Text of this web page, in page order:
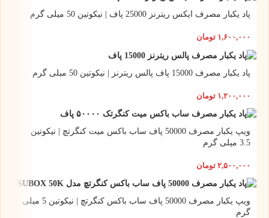
پاد یکبار مصرف ایکس ریترنز 25000 پاف | نیکوتین 50 میلی گرم
۱,۶۰۰,۰۰۰ تومان
پاد یکبار مصرف 15000 پاف پالس ریترنز | نیکوتین 50 میلی گرم
۱,۲۰۰,۰۰۰ تومان
ویپ یکبار مصرف 50000 پاف ساب باکس میت کنگرتچ | نیکوتین
3.5 میلی گرم
۲,۵۰۰,۰۰۰ تومان
ویپ یکبار مصرف 50000 پاف ساب باکس کنگرتچ | نیکوتین 5 میلی
گرم